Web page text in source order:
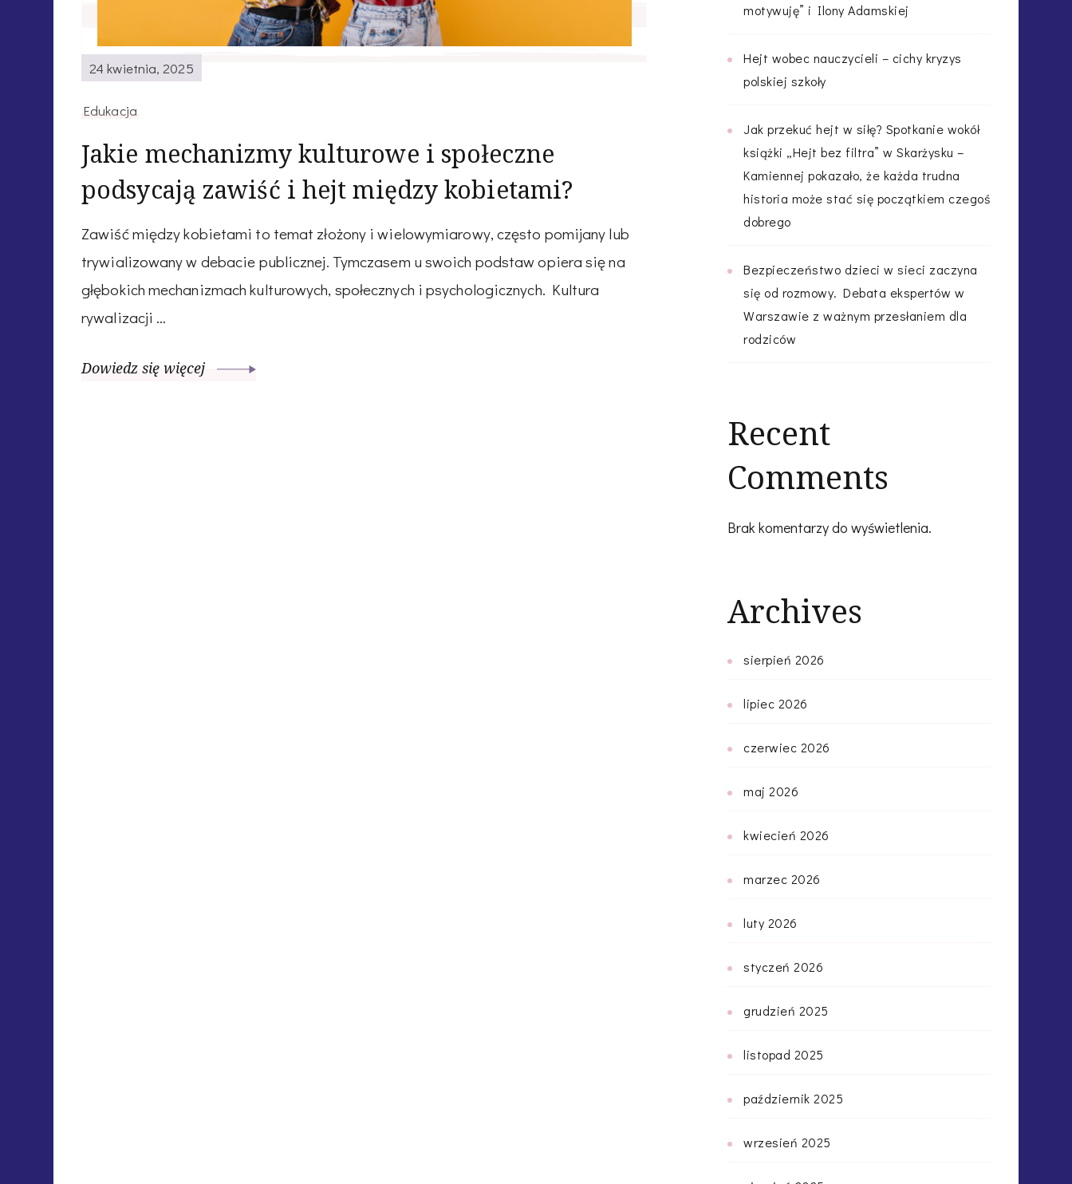
24 kwietnia, 2025
Edukacja
Jakie mechanizmy kulturowe i społeczne
podsycają zawiść i hejt między kobietami?
Zawiść między kobietami to temat złożony i wielowymiarowy, często pomijany lub
trywializowany w debacie publicznej. Tymczasem u swoich podstaw opiera się na
głębokich mechanizmach kulturowych, społecznych i psychologicznych. Kultura
rywalizacji …
Dowiedz się więcej
motywuję” i Ilony Adamskiej
Hejt wobec nauczycieli – cichy kryzys
polskiej szkoły
Jak przekuć hejt w siłę? Spotkanie wokół
książki „Hejt bez filtra” w Skarżysku –
Kamiennej pokazało, że każda trudna
historia może stać się początkiem czegoś
dobrego
Bezpieczeństwo dzieci w sieci zaczyna
się od rozmowy. Debata ekspertów w
Warszawie z ważnym przesłaniem dla
rodziców
Recent
Comments
Brak komentarzy do wyświetlenia.
Archives
sierpień 2026
lipiec 2026
czerwiec 2026
maj 2026
kwiecień 2026
marzec 2026
luty 2026
styczeń 2026
grudzień 2025
listopad 2025
październik 2025
wrzesień 2025